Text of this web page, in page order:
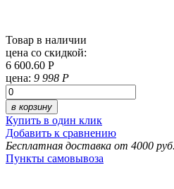
Товар в наличии
цена со скидкой:
6 600.60 Р
цена: 9 998 Р
в корзину
Купить в один клик
Добавить к сравнению
Бесплатная доставка от 4000 руб.
Пункты самовывоза